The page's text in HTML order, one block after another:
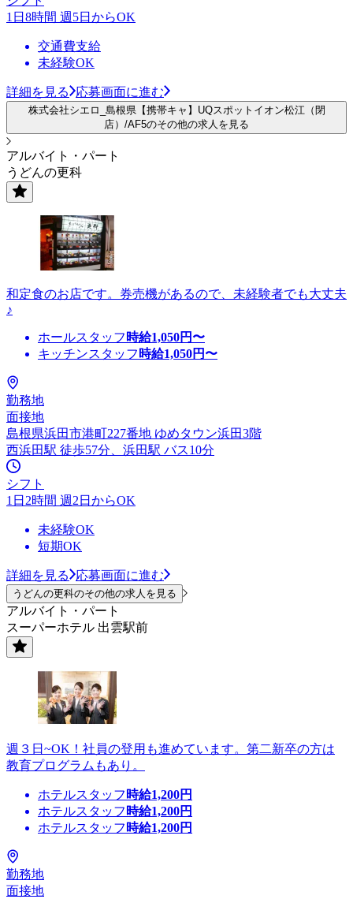
1日8時間 週5日からOK
交通費支給
未経験OK
詳細を見る 応募画面に進む
株式会社シエロ_島根県【携帯キャ】UQスポットイオン松江（閉
店）/AF5のその他の求人を見る
アルバイト・パート
うどんの更科
和定食のお店です。券売機があるので、未経験者でも大丈夫
♪
ホールスタッフ 時給1,050円〜
キッチンスタッフ 時給1,050円〜
勤務地
面接地
島根県浜田市港町227番地 ゆめタウン浜田3階
西浜田駅 徒歩57分、浜田駅 バス10分
シフト
1日2時間 週2日からOK
未経験OK
短期OK
詳細を見る 応募画面に進む
うどんの更科のその他の求人を見る
アルバイト・パート
スーパーホテル 出雲駅前
週３日~OK！社員の登用も進めています。第二新卒の方は
教育プログラムもあり。
ホテルスタッフ 時給1,200円
ホテルスタッフ 時給1,200円
ホテルスタッフ 時給1,200円
勤務地
面接地